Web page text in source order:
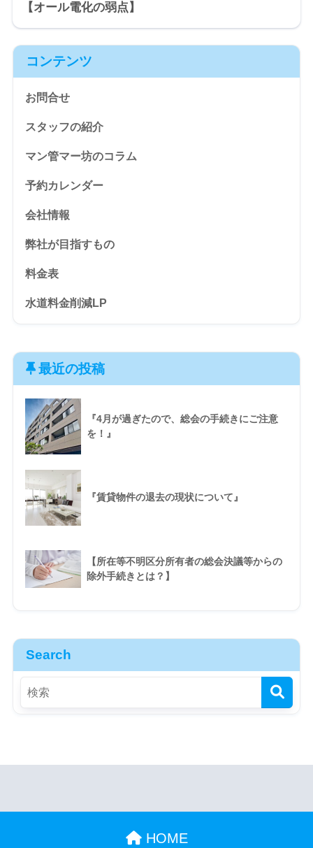
【オール電化の弱点】
コンテンツ
お問合せ
スタッフの紹介
マン管マー坊のコラム
予約カレンダー
会社情報
弊社が目指すもの
料金表
水道料金削減LP
最近の投稿
『4月が過ぎたので、総会の手続きにご注意
を！』
『賃貸物件の退去の現状について』
【所在等不明区分所有者の総会決議等からの
除外手続きとは？】
Search
HOME